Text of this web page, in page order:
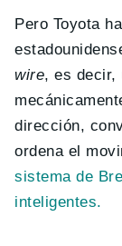
Pero Toyota
wire, es decir,
dirección,
ordena el
sistema de
inteligentes.